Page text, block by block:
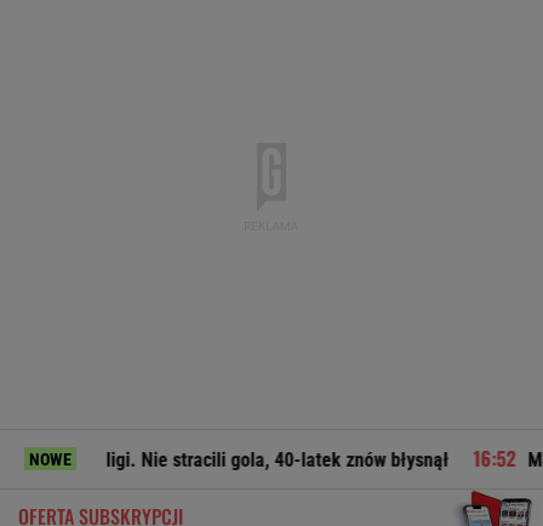
NOWE
Nie stracili gola, 40-latek znów błysnął MSZ odpowiada
OFERTA SUBSKRYPCJI